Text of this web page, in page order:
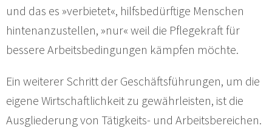
und das es »verbietet«, hilfsbedürftige Menschen
hintenanzustellen, »nur« weil die Pflegekraft für
bessere Arbeitsbedingungen kämpfen möchte.
Ein weiterer Schritt der Geschäftsführungen, um die
eigene Wirtschaftlichkeit zu gewährleisten, ist die
Ausgliederung von Tätigkeits- und Arbeitsbereichen.